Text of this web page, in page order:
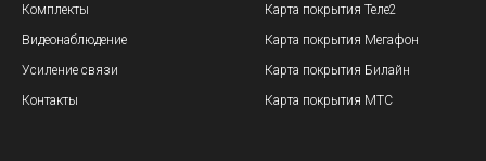
Комплекты
Видеонаблюдение
Усиление связи
Контакты
Карта покрытия Теле2
Карта покрытия Мегафон
Карта покрытия Билайн
Карта покрытия МТС